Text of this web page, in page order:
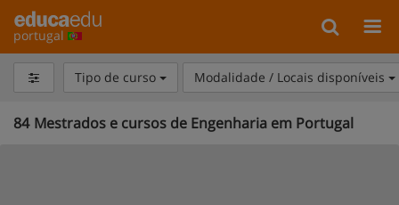
portugal
Tipo de curso Modalidade / Locais disponíveis
84 Mestrados e cursos de Engenharia em Portugal